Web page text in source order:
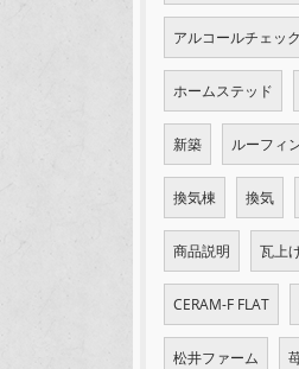
アルコールチェッ
ホームステッド
新築 ルーフィ
換気棟 換気
商品説明 瓦上
CERAM-F FLAT
松井ファーム